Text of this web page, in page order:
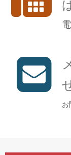
お